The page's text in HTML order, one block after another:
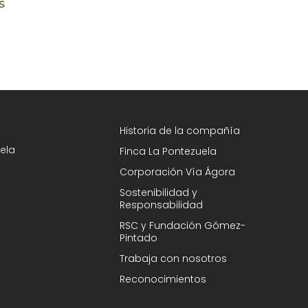
Historia de la compañía
Finca La Pontezuela
Corporación Vía Ágora
Sostenibilidad y
Responsabilidad
RSC y Fundación Gómez-
Pintado
Trabaja con nosotros
Reconocimientos